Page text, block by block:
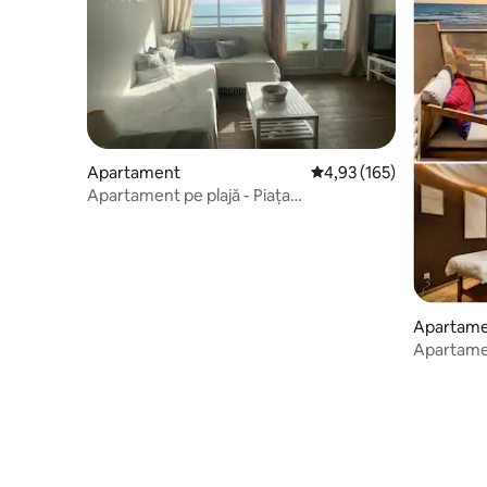
Apartament Scor mediu de 4,93 din
4,93 (165)
Apartament pe plajă - Piața